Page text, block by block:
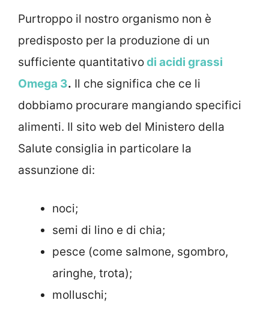
Purtroppo il nostro organismo non è
predisposto per la produzione di un
sufficiente quantitativodi acidi grassi
Omega 3. Il che significa che ce li
dobbiamo procurare mangiando specifici
alimenti. Il sito web del Ministero della
Salute consiglia in particolare la
assunzione di:
noci;
semi di lino e di chia;
pesce (come salmone, sgombro,
aringhe, trota);
molluschi;